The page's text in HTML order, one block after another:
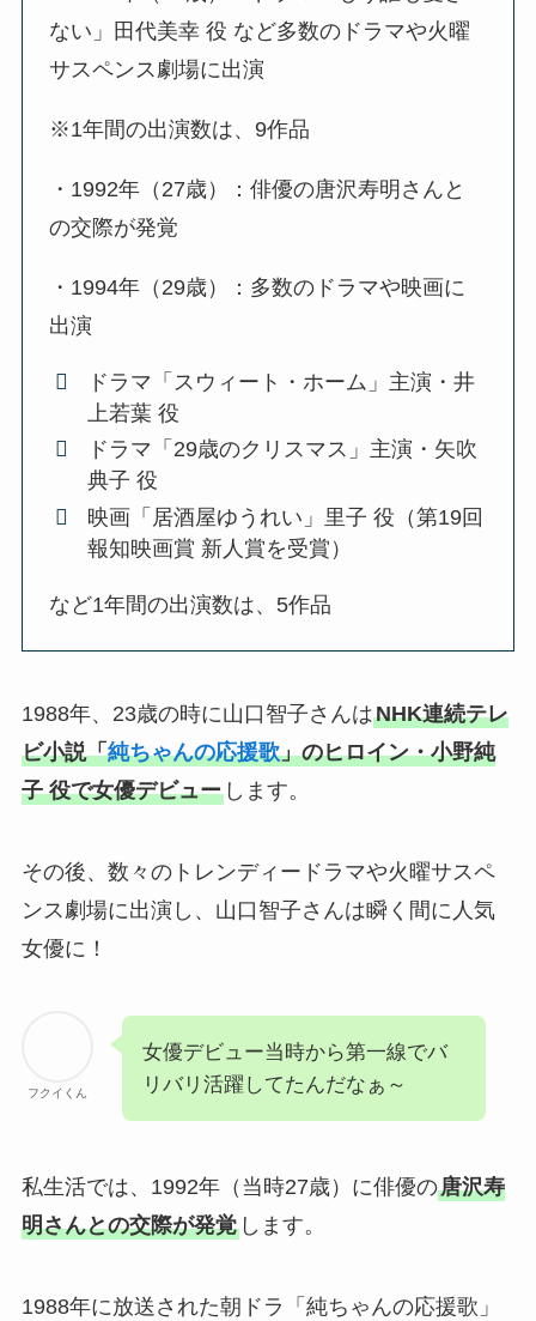
ない」田代美幸 役 など多数のドラマや火曜
サスペンス劇場に出演
※1年間の出演数は、9作品
・1992年（27歳）：俳優の唐沢寿明さんと
の交際が発覚
・1994年（29歳）：多数のドラマや映画に
出演
ドラマ「スウィート・ホーム」主演・井
上若葉 役
ドラマ「29歳のクリスマス」主演・矢吹
典子 役
映画「居酒屋ゆうれい」里子 役（第19回
報知映画賞 新人賞を受賞）
など1年間の出演数は、5作品
1988年、23歳の時に山口智子さんはNHK連続テレ
ビ小説「純ちゃんの応援歌」のヒロイン・小野純
子 役で女優デビューします。
その後、数々のトレンディードラマや火曜サスペ
ンス劇場に出演し、山口智子さんは瞬く間に人気
女優に！
フクイくん
女優デビュー当時から第一線でバ
リバリ活躍してたんだなぁ～
私生活では、1992年（当時27歳）に俳優の唐沢寿
明さんとの交際が発覚します。
1988年に放送された朝ドラ「純ちゃんの応援歌」